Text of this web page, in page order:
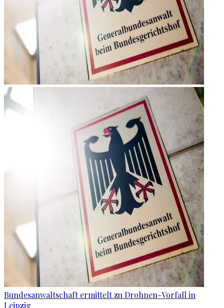
Bundesanwaltschaft ermittelt zu Drohnen-Vorfall in
Leipzig